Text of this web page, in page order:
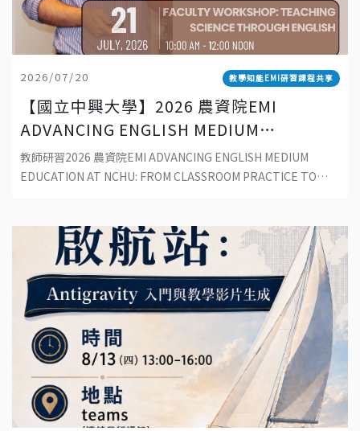
2026/07/20 教學知能EMI研習課程共享
【國立中興大學】2026 農資院EMI
ADVANCING ENGLISH MEDIUM
EDUCATION AT NCHU: FROM
CLASSROOM PRACTICE TO
教師研習2026 農資院EMI ADVANCING ENGLISH MEDIUM
EDUCATION AT NCHU: FROM CLASSROOM PRACTICE TO